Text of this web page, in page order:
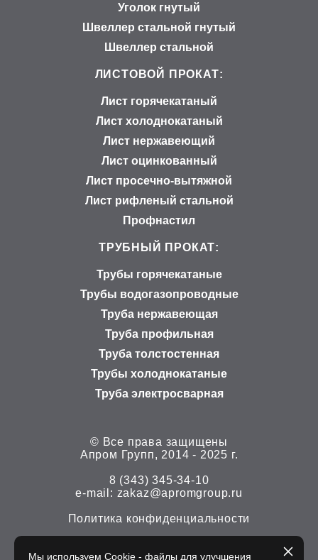
Уголок гнутый
Швеллер стальной гнутый
Швеллер стальной
ЛИСТОВОЙ ПРОКАТ:
Лист горячекатаный
Лист холоднокатаный
Лист нержавеющий
Лист оцинкованный
Лист просечно-вытяжной
Лист рифленый стальной
Профнастил
ТРУБНЫЙ ПРОКАТ:
Трубы горячекатаные
Трубы водогазопроводные
Труба нержавеющая
Труба профильная
Труба толстостенная
Трубы холоднокатаные
Труба электросварная
© Все права защищены
Апром Групп, 2014 - 2025 г.
8 (343) 345-34-10
е-mail: zakaz@apromgroup.ru
Политика конфиденциальности
Мы используем Cookie - файлы для улучшения